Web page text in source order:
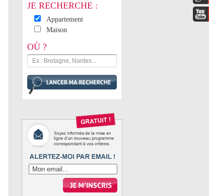
JE RECHERCHE :
Appartement
Maison
OÙ ?